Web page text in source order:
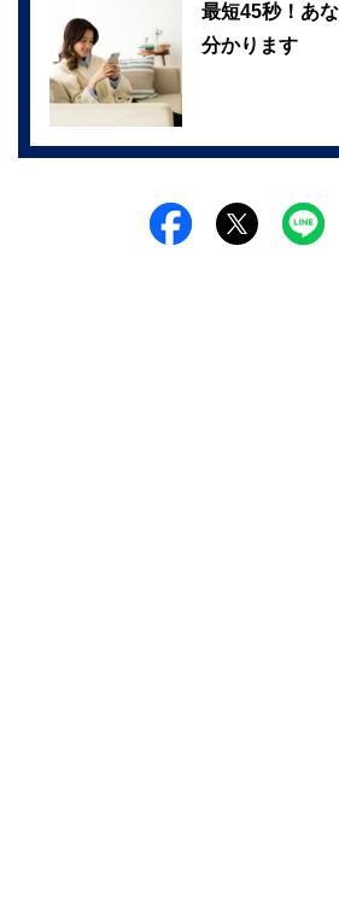
最短45秒！あ
分かります